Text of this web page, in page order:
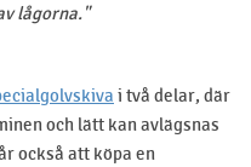
lågorna."
i två delar, där
och lätt kan avlägsnas
också att köpa en